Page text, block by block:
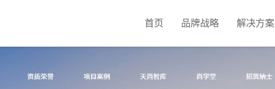
首页 品牌战略 解决方案